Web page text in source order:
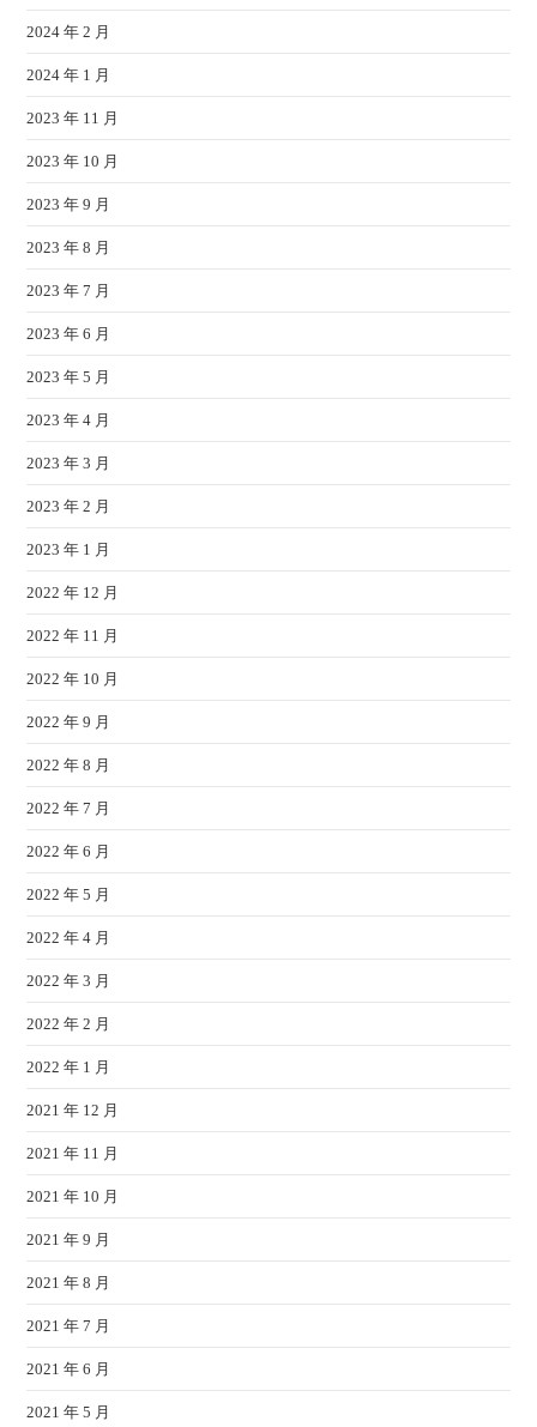
2024 年 2 月
2024 年 1 月
2023 年 11 月
2023 年 10 月
2023 年 9 月
2023 年 8 月
2023 年 7 月
2023 年 6 月
2023 年 5 月
2023 年 4 月
2023 年 3 月
2023 年 2 月
2023 年 1 月
2022 年 12 月
2022 年 11 月
2022 年 10 月
2022 年 9 月
2022 年 8 月
2022 年 7 月
2022 年 6 月
2022 年 5 月
2022 年 4 月
2022 年 3 月
2022 年 2 月
2022 年 1 月
2021 年 12 月
2021 年 11 月
2021 年 10 月
2021 年 9 月
2021 年 8 月
2021 年 7 月
2021 年 6 月
2021 年 5 月